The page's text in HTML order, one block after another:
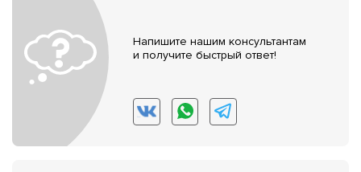
Напишите нашим консультантам
и получите быстрый ответ!